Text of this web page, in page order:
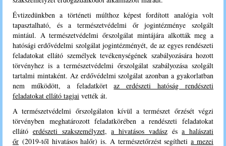
Évtizedünkben a történeti múlthoz képest fordított analógia volt
tapasztalható, és a természetvédelmi őr jogintézménye szolgált
mintául. A természetvédelmi őrszolgálat mintájára alkották meg a
hatósági erdővédelmi szolgálat jogintézményét, de az egyes rendészeti
feladatokat ellátó személyek tevékenységének szabályozására hozott
törvényhez is a természetvédelmi őrszolgálat szabályozása szolgált
tartalmi mintaként. Az erdővédelmi szolgálat azonban a gyakorlatban
nem működött, a feladatkörtaz erdészeti hatóság rendészeti
feladatokat ellátó tagjai vették át.
A természetvédelmi őrszolgálaton kívül a természet őrzését végzi
törvényben meghatározott feladatkörében a rendészeti feladatokat
ellátó erdészeti szakszemélyzet,a hivatásos vadászésa halászati
őr (2019-től hivatásos halőr) is. A természetőrzést segíthetia mezei